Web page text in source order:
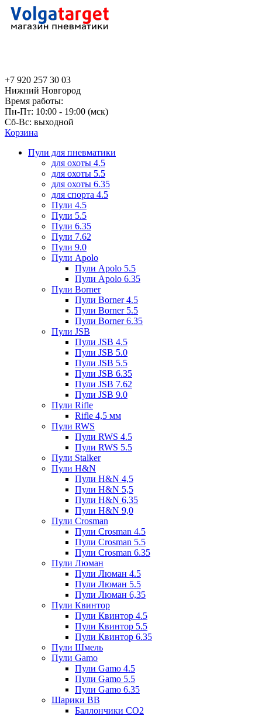
+7 920 257 30 03
Нижний Новгород
Время работы:
Пн-Пт: 10:00 - 19:00 (мск)
Сб-Вс: выходной
Корзина
Пули для пневматики
для охоты 4.5
для охоты 5.5
для охоты 6.35
для спорта 4.5
Пули 4.5
Пули 5.5
Пули 6.35
Пули 7.62
Пули 9.0
Пули Apolo
Пули Apolo 5.5
Пули Apolo 6.35
Пули Borner
Пули Borner 4.5
Пули Borner 5.5
Пули Borner 6.35
Пули JSB
Пули JSB 4.5
Пули JSB 5.0
Пули JSB 5.5
Пули JSB 6.35
Пули JSB 7.62
Пули JSB 9.0
Пули Rifle
Rifle 4,5 мм
Пули RWS
Пули RWS 4.5
Пули RWS 5.5
Пули Stalker
Пули H&N
Пули H&N 4,5
Пули H&N 5,5
Пули H&N 6,35
Пули H&N 9,0
Пули Crosman
Пули Crosman 4.5
Пули Crosman 5.5
Пули Crosman 6.35
Пули Люман
Пули Люман 4.5
Пули Люман 5.5
Пули Люман 6,35
Пули Квинтор
Пули Квинтор 4.5
Пули Квинтор 5.5
Пули Квинтор 6.35
Пули Шмель
Пули Gamo
Пули Gamo 4.5
Пули Gamo 5.5
Пули Gamo 6.35
Шарики BB
Баллончики CO2